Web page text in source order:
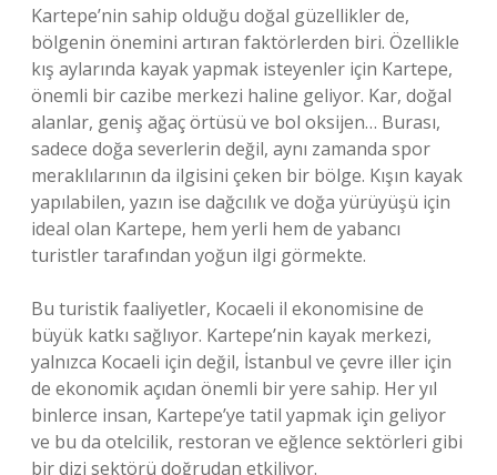
Kartepe’nin sahip olduğu doğal güzellikler de,
bölgenin önemini artıran faktörlerden biri. Özellikle
kış aylarında kayak yapmak isteyenler için Kartepe,
önemli bir cazibe merkezi haline geliyor. Kar, doğal
alanlar, geniş ağaç örtüsü ve bol oksijen… Burası,
sadece doğa severlerin değil, aynı zamanda spor
meraklılarının da ilgisini çeken bir bölge. Kışın kayak
yapılabilen, yazın ise dağcılık ve doğa yürüyüşü için
ideal olan Kartepe, hem yerli hem de yabancı
turistler tarafından yoğun ilgi görmekte.
Bu turistik faaliyetler, Kocaeli il ekonomisine de
büyük katkı sağlıyor. Kartepe’nin kayak merkezi,
yalnızca Kocaeli için değil, İstanbul ve çevre iller için
de ekonomik açıdan önemli bir yere sahip. Her yıl
binlerce insan, Kartepe’ye tatil yapmak için geliyor
ve bu da otelcilik, restoran ve eğlence sektörleri gibi
bir dizi sektörü doğrudan etkiliyor.